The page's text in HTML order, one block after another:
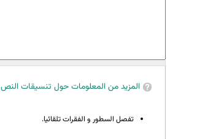
المزيد من المعلومات حول تنسيقات النص
تفصل السطور و الفقرات تلقائيا.